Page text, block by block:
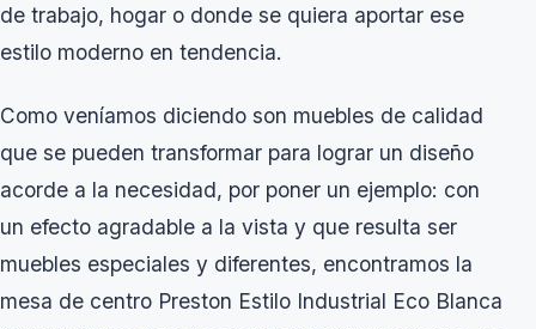
de trabajo, hogar o donde se quiera aportar ese
estilo moderno en tendencia.
Como veníamos diciendo son muebles de calidad
que se pueden transformar para lograr un diseño
acorde a la necesidad, por poner un ejemplo: con
un efecto agradable a la vista y que resulta ser
muebles especiales y diferentes, encontramos la
mesa de centro Preston Estilo Industrial Eco Blanca